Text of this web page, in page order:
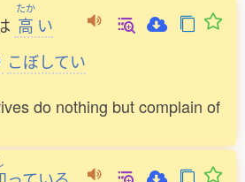
たか
高 い
こぼしてい
do nothing but complain of